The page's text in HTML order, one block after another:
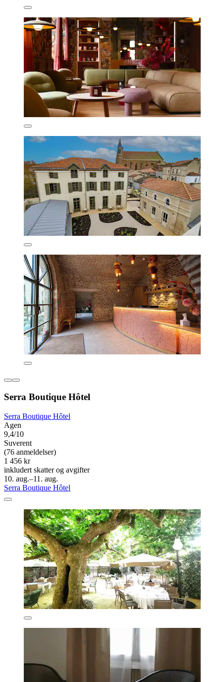
Serra Boutique Hôtel
Serra Boutique Hôtel
Agen
9,4/10
Suverent
(76 anmeldelser)
1 456 kr
inkludert skatter og avgifter
10. aug.–11. aug.
Serra Boutique Hôtel